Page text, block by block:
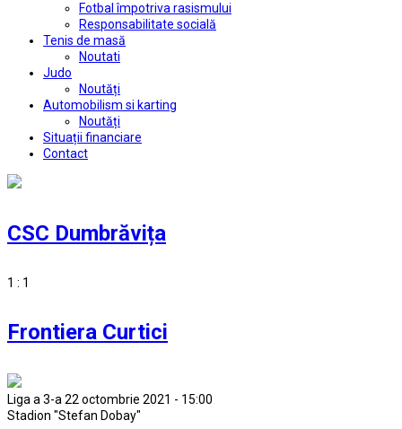
Fotbal împotriva rasismului
Responsabilitate socială
Tenis de masă
Noutati
Judo
Noutăți
Automobilism si karting
Noutăți
Situații financiare
Contact
CSC Dumbrăvița
1 : 1
Frontiera Curtici
Liga a 3-a 22 octombrie 2021 - 15:00
Stadion "Stefan Dobay"